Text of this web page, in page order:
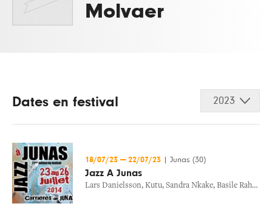
Molvaer
Dates en festival 2023
18/07/23 — 22/07/23 Junas (30)
Jazz A Junas
Lars Danielsson, Kutu, Sandra Nkake, Basile Rahola